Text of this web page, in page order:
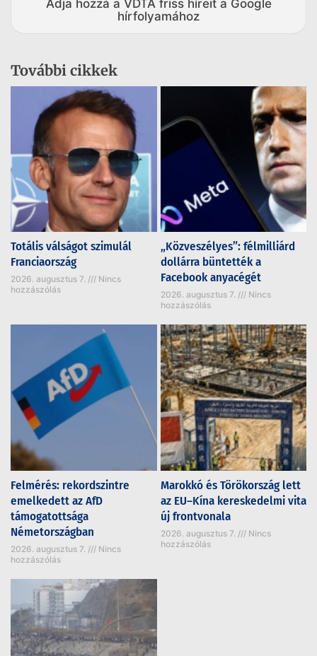
Adja hozzá a VDTA friss híreit a Google
hírfolyamához
További cikkek
Totális válságot szimulál
Franciaország
2026. augusztus 7.
Nincs
hozzászólás
„Közveszélyes”: félmilliárd
dollárra büntették a
Facebook anyacégét
2026. augusztus 7.
Nincs
hozzászólás
Felmérés: rekordszintre
emelkedett az AfD
támogatottsága
Németországban
2026. augusztus 7.
Nincs
hozzászólás
Marokkó és Törökország lett
az EU–Kína kereskedelmi vita
új frontvonala
2026. augusztus 7.
Nincs
hozzászólás